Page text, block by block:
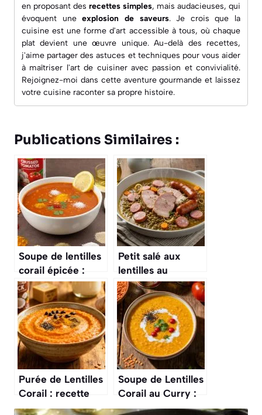
en proposant des recettes simples, mais audacieuses, qui
évoquent uneexplosion de saveurs. Je crois que la
cuisine est une forme d'art accessible à tous, où chaque
plat devient une œuvre unique. Au-delà des recettes,
j'aime partager des astuces et techniques pour vous aider
à maîtriser l'art de cuisiner avec passion et convivialité.
Rejoignez-moi dans cette aventure gourmande et laissez
votre cuisine raconter sa propre histoire.
Publications Similaires :
Soupe de lentilles
corail épicée :
recette
savoureuse
Petit salé aux
lentilles au
Cookeo : recette
facile et rapide
Purée de Lentilles
Corail : recette
Facile et
Soupe de Lentilles
Corail au Curry :
recette Facile et